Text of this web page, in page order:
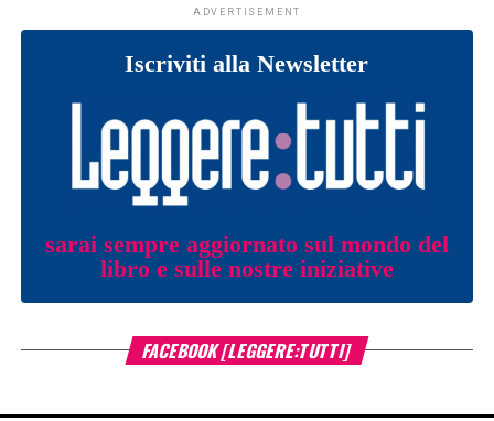
ADVERTISEMENT
Iscriviti alla Newsletter
sarai sempre aggiornato sul mondo del
libro e sulle nostre iniziative
FACEBOOK [LEGGERE:TUTTI]